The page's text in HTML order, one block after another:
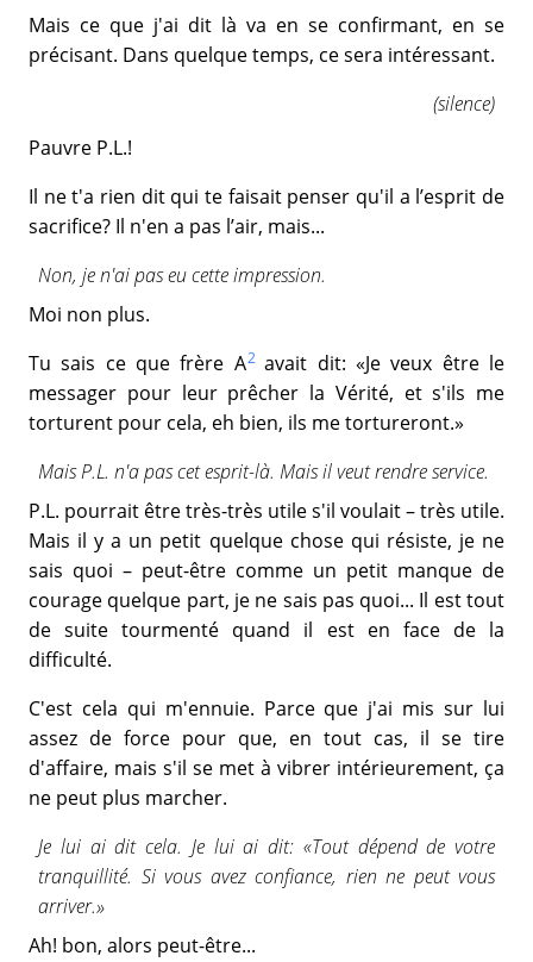
Mais ce que j'ai dit là va en se confirmant, en se
précisant. Dans quelque temps, ce sera intéressant.
(silence)
Pauvre P.L.!
Il ne t'a rien dit qui te faisait penser qu'il a l’esprit de
sacrifice? Il n'en a pas l’air, mais...
Non, je n'ai pas eu cette impression.
Moi non plus.
Tu sais ce que frère A2avait dit: «Je veux être le
messager pour leur prêcher la Vérité, et s'ils me
torturent pour cela, eh bien, ils me tortureront.»
Mais P.L. n'a pas cet esprit-là. Mais il veut rendre service.
P.L. pourrait être très-très utile s'il voulait – très utile.
Mais il y a un petit quelque chose qui résiste, je ne
sais quoi – peut-être comme un petit manque de
courage quelque part, je ne sais pas quoi... Il est tout
de suite tourmenté quand il est en face de la
difficulté.
C'est cela qui m'ennuie. Parce que j'ai mis sur lui
assez de force pour que, en tout cas, il se tire
d'affaire, mais s'il se met à vibrer intérieurement, ça
ne peut plus marcher.
Je lui ai dit cela. Je lui ai dit: «Tout dépend de votre
tranquillité. Si vous avez confiance, rien ne peut vous
arriver.»
Ah! bon, alors peut-être...